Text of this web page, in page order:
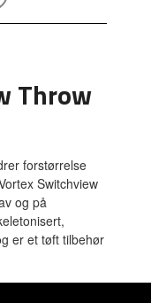
Throw
forstørrelse
Switchview
og på
er et tøft tilbehør